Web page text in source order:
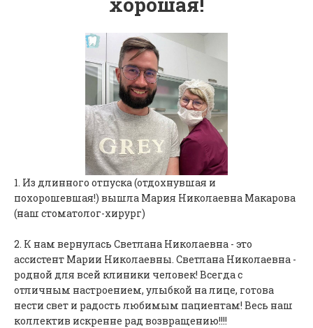
1. Из длинного отпуска (отдохнувшая и
похорошевшая!) вышла Мария Николаевна Макарова
(наш стоматолог-хирург)
2. К нам вернулась Светлана Николаевна - это
ассистент Марии Николаевны. Светлана Николаевна -
родной для всей клиники человек! Всегда с
отличным настроением, улыбкой на лице, готова
нести свет и радость любимым пациентам! Весь наш
коллектив искренне рад возвращению!!!!